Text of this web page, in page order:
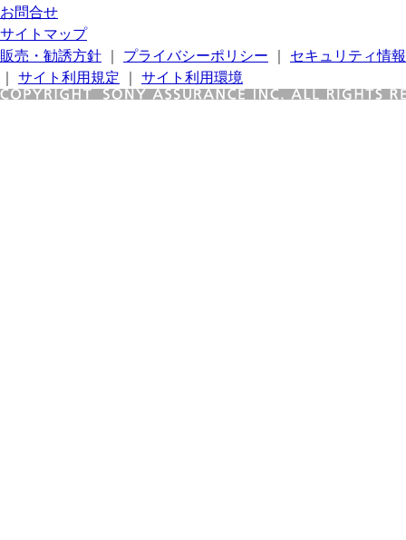
お問合せ
サイトマップ
販売・勧誘方針
プライバシーポリシー
セキュリティ情報
サイト利用規定 サイト利用環境